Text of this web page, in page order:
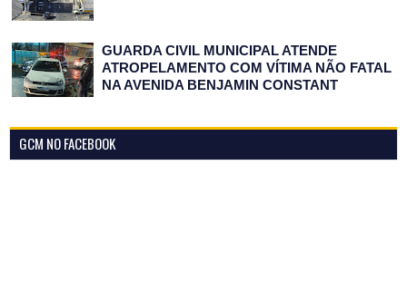
GUARDA CIVIL MUNICIPAL ATENDE
ATROPELAMENTO COM VÍTIMA NÃO FATAL
NA AVENIDA BENJAMIN CONSTANT
GCM NO FACEBOOK